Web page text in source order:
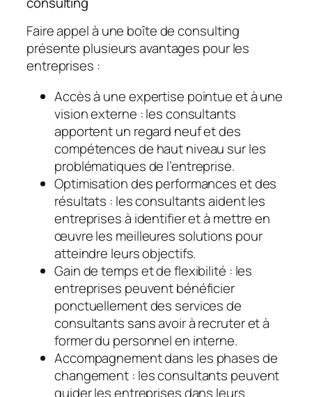
Faire appel à une boîte de consulting
présente plusieurs avantages pour les
entreprises :
Accès à une expertise pointue et à une
vision externe : les consultants
apportent un regard neuf et des
compétences de haut niveau sur les
problématiques de l’entreprise.
Optimisation des performances et des
résultats : les consultants aident les
entreprises à identifier et à mettre en
œuvre les meilleures solutions pour
atteindre leurs objectifs.
Gain de temps et de flexibilité : les
entreprises peuvent bénéficier
ponctuellement des services de
consultants sans avoir à recruter et à
former du personnel en interne.
Accompagnement dans les phases de
changement : les consultants peuvent
guider les entreprises dans leurs